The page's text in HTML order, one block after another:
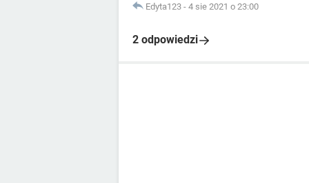
Edyta123 - 4 sie 2021 o 23:00
2 odpowiedzi